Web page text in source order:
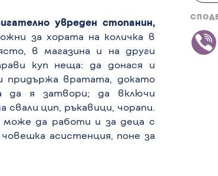
игателно увреден стопанин,
за хората на количка в
в магазина и на други
куп неща: да донася и
придържа вратата, докато
да я затвори; да включи
цип, ръкавици, чорапи.
да работи и за деца с
асистенция, поне за